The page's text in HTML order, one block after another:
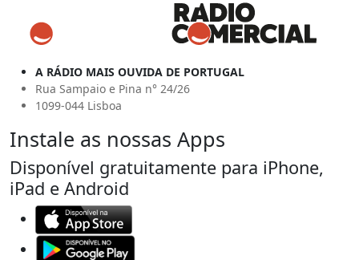
A RÁDIO MAIS OUVIDA DE PORTUGAL
Rua Sampaio e Pina n° 24/26
1099-044 Lisboa
Instale as nossas Apps
Disponível gratuitamente para iPhone,
iPad e Android